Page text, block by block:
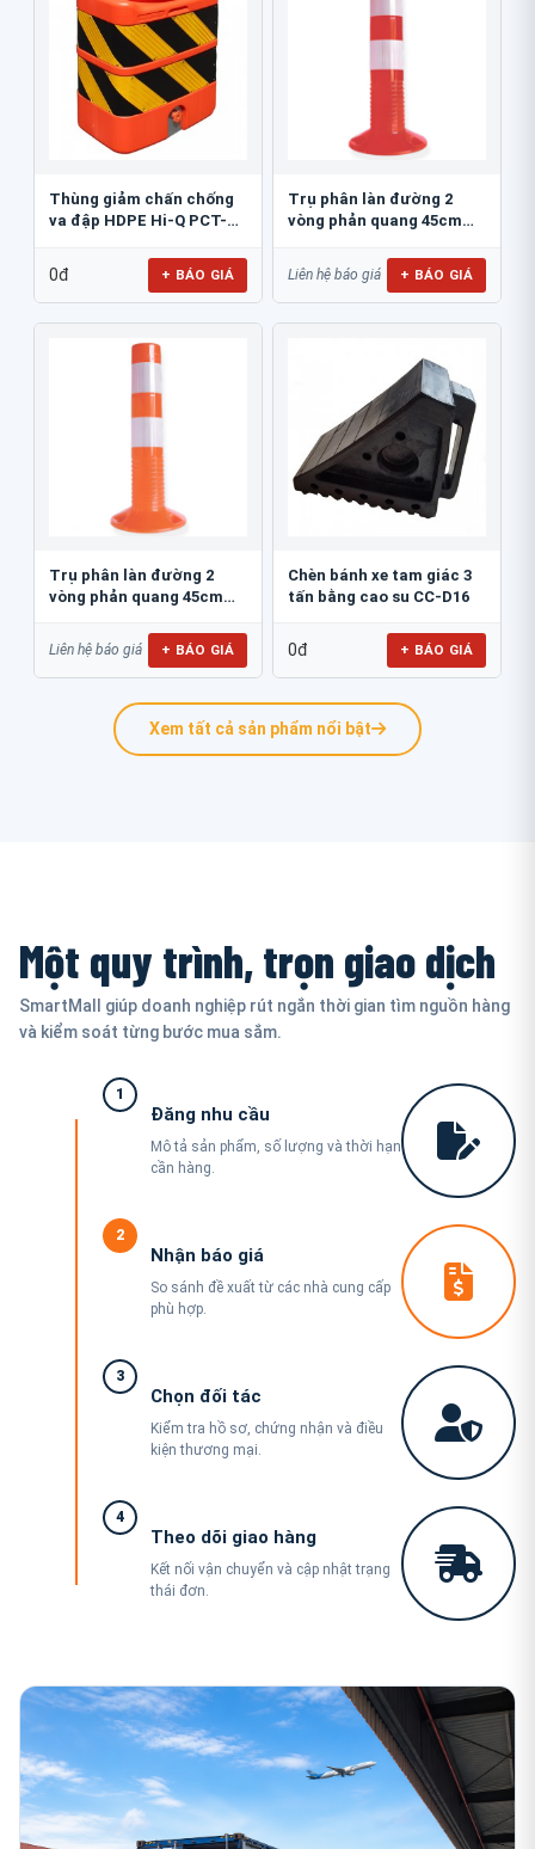
Thùng giảm chấn chống
va đập HDPE Hi-Q PCT-
0đ + BÁO GIÁ
Trụ phân làn đường 2
vòng phản quang 45cm
Liên hệ báo giá + BÁO GIÁ
Trụ phân làn đường 2
vòng phản quang 45cm
Liên hệ báo giá + BÁO GIÁ
Chèn bánh xe tam giác 3
tấn bằng cao su CC-D16
0đ + BÁO GIÁ
Xem tất cả sản phẩm nổi bật
Một quy trình, trọn giao dịch
SmartMall giúp doanh nghiệp rút ngắn thời gian tìm nguồn hàng
và kiểm soát từng bước mua sắm.
1
Đăng nhu cầu
Mô tả sản phẩm, số lượng và thời hạn
cần hàng.
2
Nhận báo giá
So sánh đề xuất từ các nhà cung cấp
phù hợp.
3
Chọn đối tác
Kiểm tra hồ sơ, chứng nhận và điều
kiện thương mại.
4
Theo dõi giao hàng
Kết nối vận chuyển và cập nhật trạng
thái đơn.